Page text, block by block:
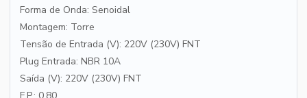
Forma de Onda: Senoidal
Montagem: Torre
Tensão de Entrada (V): 220V (230V) FNT
Plug Entrada: NBR 10A
Saída (V): 220V (230V) FNT